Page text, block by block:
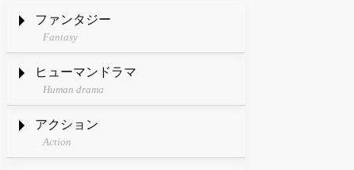
ファンタジー
Fantasy
ヒューマンドラマ
Human drama
アクション
Action